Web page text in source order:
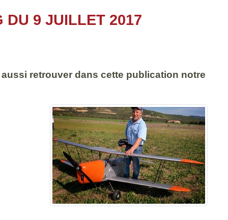
DU 9 JUILLET 2017
retrouver dans cette publication notre